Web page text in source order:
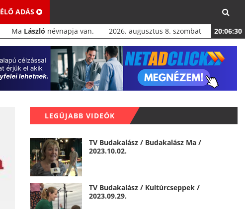
ÉLŐ ADÁS
Ma László névnapja van. 2026. augusztus 8. szombat 20:06:31
LEGÚJABB VIDEÓK
TV Budakalász / Budakalász Ma /
2023.10.02.
TV Budakalász / Kultúrcseppek /
2023.09.29.